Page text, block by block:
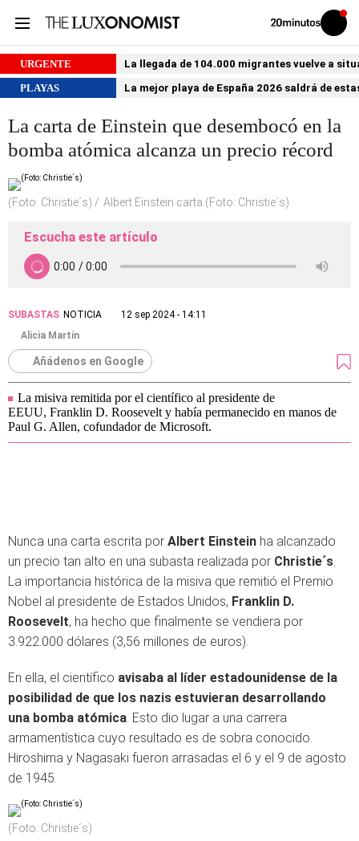
Volver
Iniciar
sesión
URGENTE
La llegada de 104.000 migrantes vuelve a
PLAYAS
La mejor playa de España 2026 saldrá de
La carta de Einstein que desembocó en la
bomba atómica alcanza un precio récord
(Foto: Christie´s) Albert Einstein carta (Foto: Christie´s)
Escucha este artículo
SUBASTAS NOTICIA
12 sep 2024 - 14:11
Alicia Martín
Añádenos en Google
La misiva remitida por el científico al presidente de
EEUU, Franklin D. Roosevelt y había permanecido en manos de
Paul G. Allen, cofundador de Microsoft.
Nunca una carta escrita por Albert Einstein ha alcanzado
un precio tan alto en una subasta realizada por Christie´s.
La importancia histórica de la misiva que remitió el Premio
Nobel al presidente de Estados Unidos, Franklin D.
Roosevelt, ha hecho que finalmente se vendiera por
3.922.000 dólares (3,56 millones de euros).
En ella, el científico avisaba al líder estadounidense de la
posibilidad de que los nazis estuvieran desarrollando
una bomba atómica. Esto dio lugar a una carrera
armamentística cuyo resultado es de sobra conocido.
Hiroshima y Nagasaki fueron arrasadas el 6 y el 9 de agosto
de 1945.
(Foto: Christie´s)